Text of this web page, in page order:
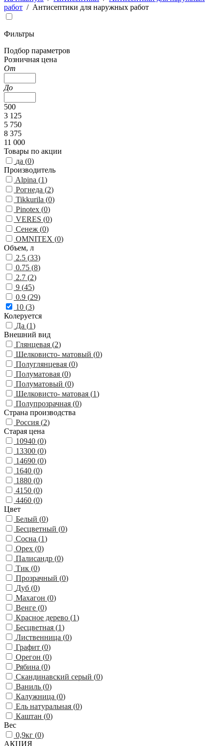
работ / Антисептики для наружных работ
Фильтры
Подбор параметров
Розничная цена
От
До
500
3 125
5 750
8 375
11 000
Товары по акции
да (0)
Производитель
Alpina (1)
Рогнеда (2)
Tikkurila (0)
Pinotex (0)
VERES (0)
Сенеж (0)
OMNITEX (0)
Объем, л
2.5 (33)
0.75 (8)
2.7 (2)
9 (45)
0.9 (29)
10 (3)
Колеруется
Да (1)
Внешний вид
Глянцевая (2)
Шелковисто- матовый (0)
Полуглянцевая (0)
Полуматовая (0)
Полуматовый (0)
Шелковисто- матовая (1)
Полупрозрачная (0)
Страна производства
Россия (2)
Старая цена
10940 (0)
13300 (0)
14690 (0)
1640 (0)
1880 (0)
4150 (0)
4460 (0)
Цвет
Белый (0)
Бесцветный (0)
Сосна (1)
Орех (0)
Палисандр (0)
Тик (0)
Прозрачный (0)
Дуб (0)
Махагон (0)
Венге (0)
Красное дерево (1)
Бесцветная (1)
Лиственница (0)
Графит (0)
Орегон (0)
Рябина (0)
Скандинавский серый (0)
Ваниль (0)
Калужница (0)
Ель натуральная (0)
Каштан (0)
Вес
0,9кг (0)
АКЦИЯ